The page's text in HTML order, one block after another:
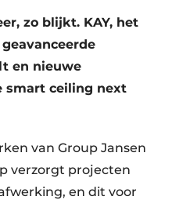
zo blijkt. KAY, het
en nieuwe
smart ceiling next
van Group Jansen
verzorgt projecten
en dit voor